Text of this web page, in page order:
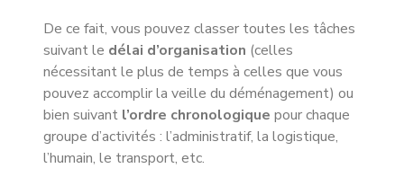
De ce fait, vous pouvez classer toutes les tâches
suivant le délai d’organisation (celles
nécessitant le plus de temps à celles que vous
pouvez accomplir la veille du déménagement) ou
bien suivant l’ordre chronologique pour chaque
groupe d’activités : l’administratif, la logistique,
l’humain, le transport, etc.